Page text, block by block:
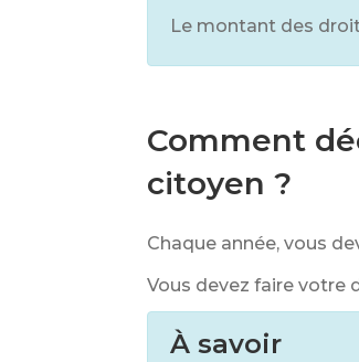
Le montant des
Comment
citoyen ?
Chaque année, vous
Vous devez faire votre
À savoir